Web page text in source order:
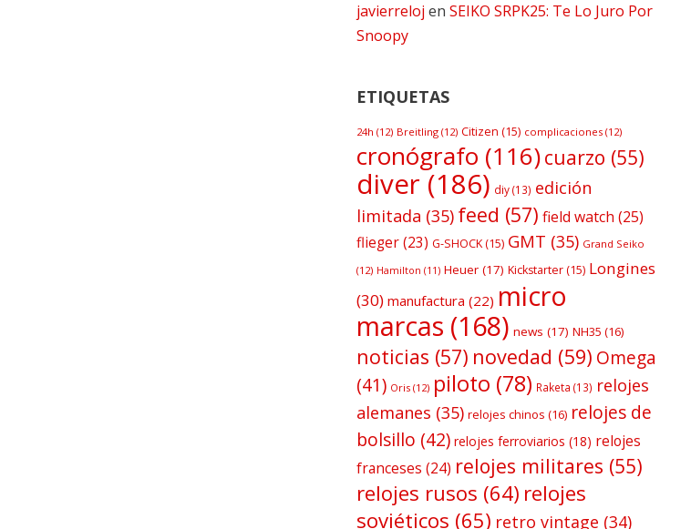
javierreloj en SEIKO SRPK25: Te Lo Juro Por
Snoopy
ETIQUETAS
24h (12) Breitling (12) Citizen (15) complicaciones (12)
cronógrafo (116)cuarzo (55)
diver (186) diy(13) edición
limitada (35) feed (57) field watch (25)
flieger(23) G-SHOCK (15) GMT (35) Grand Seiko
(12) Hamilton (11) Heuer (17) Kickstarter (15) Longines
(30) manufactura (22) micro
marcas (168) news (17) NH35 (16)
noticias (57) novedad (59) Omega
(41) Oris (12) piloto (78) Raketa (13) relojes
alemanes (35) relojes chinos (16) relojes de
bolsillo (42) relojes ferroviarios (18) relojes
franceses (24) relojes militares (55)
relojes rusos (64) relojes
soviéticos (65) retro vintage (34)